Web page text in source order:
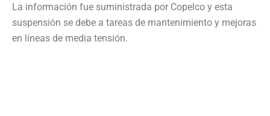
La información fue suministrada por Copelco y esta
suspensión se debe a tareas de mantenimiento y mejoras
en líneas de media tensión.